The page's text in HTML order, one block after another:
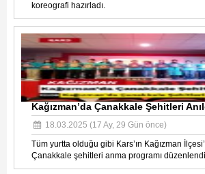
koreografi hazırladı.
Kağızman’da Çanakkale Şehitleri
18.03.2025 (17 Ay, 29 Gün önce)
Tüm yurtta olduğu gibi Kars’ın Kağızman
Çanakkale şehitleri anma programı düzenlendi